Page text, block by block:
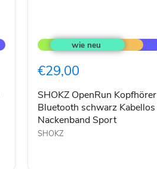
OpenRun
Kopfhörer
schwarz
Nackenband
Sport
€29,00
SHOKZ OpenRun Kopfhörer
Bluetooth schwarz Kabellos
Nackenband Sport
SHOKZ